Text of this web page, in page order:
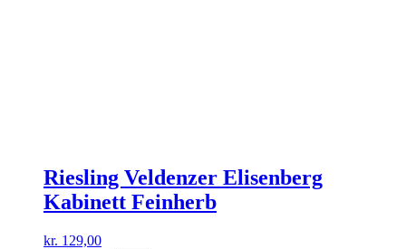
Riesling Veldenzer Elisenberg
Kabinett Feinherb
kr. 129,00